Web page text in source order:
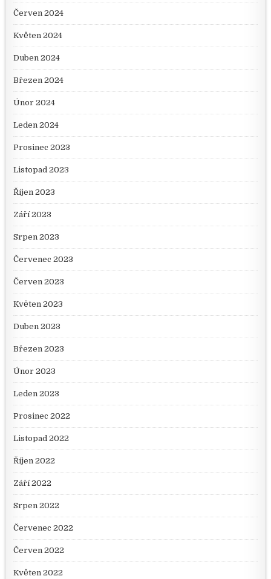
Červen 2024
Květen 2024
Duben 2024
Březen 2024
Únor 2024
Leden 2024
Prosinec 2023
Listopad 2023
Říjen 2023
Září 2023
Srpen 2023
Červenec 2023
Červen 2023
Květen 2023
Duben 2023
Březen 2023
Únor 2023
Leden 2023
Prosinec 2022
Listopad 2022
Říjen 2022
Září 2022
Srpen 2022
Červenec 2022
Červen 2022
Květen 2022